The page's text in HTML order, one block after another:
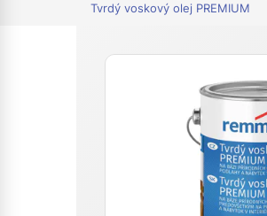
Tvrdý voskový olej PREMIUM